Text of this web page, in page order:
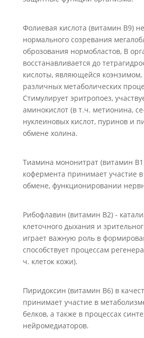
Фолиевая кислота (витамин В9)
нормального созревания
оброзования нормобластов, В
восстанавливается до
кислоты, являющейся
различных метаболических
Стимулирует эритропоез,
аминокислот (в т.ч. метионина,
нуклеиновых кислот, пуринов и
обмене холина.
Тиамина мононитрат (витамин
кофермента принимает участие
обмене, функционировании
Рибофлавин (витамин В2) -
клеточного дыхания и
играет важную роль в
способствует процессам
ч. клеток кожи).
Пиридоксин (витамин В6) в
принимает участие в
белков, а также в процессах
нейромедиаторов.